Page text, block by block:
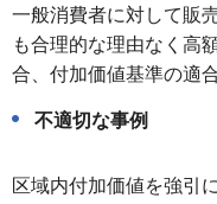
一般消費者に対して販
も合理的な理由なく高
合、付加価値基準の適
不適切な事例
区域内付加価値を強引